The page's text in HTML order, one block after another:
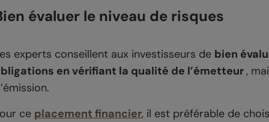
évaluer le niveau de risques
experts conseillent aux investisseurs de bien
en vérifiant la qualité de l’émetteur ,
ce placement financier, il est préférable de